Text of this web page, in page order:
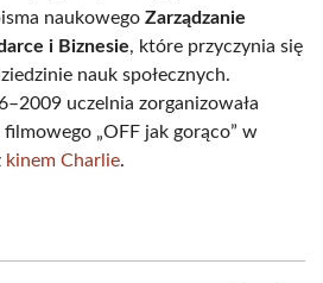
naukowego Zarządzanie
i Biznesie, które przyczynia się
nauk społecznych.
uczelnia zorganizowała
„OFF jak gorąco” w
kinem Charlie.